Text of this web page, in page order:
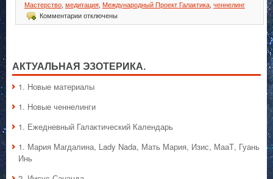
Мастерство медитация Международный Проект Галактика ченнелинг
Комментариик
записи
на
Мастерство!
отключены
АКТУАЛЬНАЯ ЭЗОТЕРИКА.
1. Hовые материалы
1. Hовые ченнелинги
1. Ежедневный Галактический Календарь
1. Мария Магдалина, Lady Nada, Мать Мария, Изис, МааТ, Гуань
Инь